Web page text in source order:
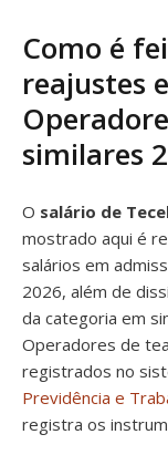
Como é
reajustes
similares
O salário de
mostrado aqui é
salários em
2026, além de
da categoria em
Operadores de
registrados no
Previdência e
registra os